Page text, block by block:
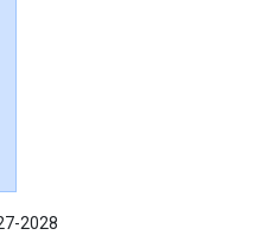
2028